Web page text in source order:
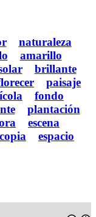
naturaleza
amarillo
brillante
paisaje
fondo
plantación
escena
copia
espacio